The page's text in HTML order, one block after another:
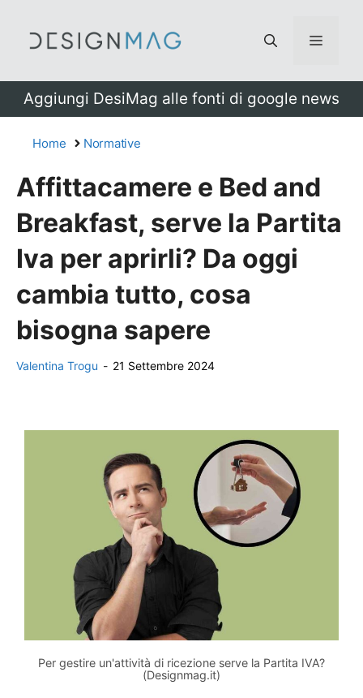
Menu
Aggiungi DesiMag alle fonti di google news
Home Normative
Affittacamere e Bed and
Breakfast, serve la Partita
Iva per aprirli? Da oggi
cambia tutto, cosa
bisogna sapere
Valentina Trogu - 21 Settembre 2024
Per gestire un'attività di ricezione serve la Partita IVA?
(Designmag.it)